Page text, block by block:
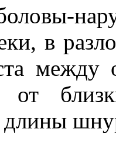
в
между
от
длины